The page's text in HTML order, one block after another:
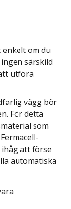
om du
särskild
utföra
vägg bör
För detta
som
ihåg att förse
automatiska